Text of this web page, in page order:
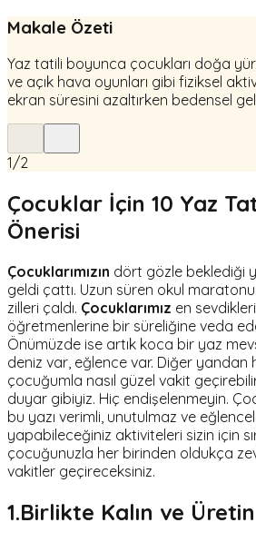
Makale Özeti
Yaz tatili boyunca çocukları doğa
ve açık hava oyunları gibi fiziksel
ekran süresini azaltırken bedensel
1/2
Çocuklar İçin 10 Yaz
Önerisi
Çocuklarımızın dört gözle beklediği
geldi çattı. Uzun süren okul
zilleri çaldı. Çocuklarımız en
öğretmenlerine bir süreliğine veda
Önümüzde ise artık koca bir yaz
deniz var, eğlence var. Diğer yandan
çocuğumla nasıl güzel vakit
duyar gibiyiz. Hiç endişelenmeyin.
bu yazı verimli, unutulmaz ve
yapabileceğiniz aktiviteleri sizin için
çocuğunuzla her birinden oldukça
vakitler geçireceksiniz.
1.Birlikte Kalın ve Üretin